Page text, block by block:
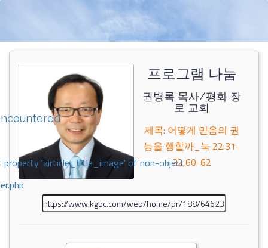
property 'airticle_title_image' of non-object
프로그램 나눔
권병록 목사/평화 장
로 교회
제목: 어떻게 믿음의 권
능을 행할까_눅 22:31-
32,60-62